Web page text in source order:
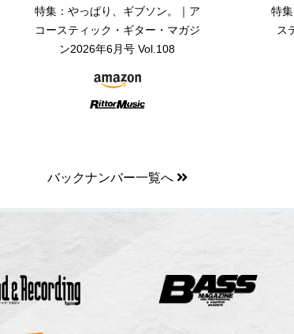
特集：やっぱり、ギブソン。｜ア
コースティック・ギター・マガジ
ン2026年6月号 Vol.108
特
ス
バックナンバー一覧へ